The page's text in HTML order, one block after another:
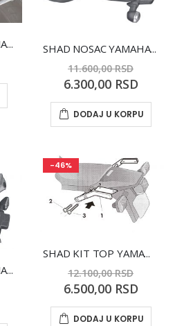
SHAD NOSAC YAMAHA TDM900 BOČNI SHAD NOSAC YAMAHA XJ 600
11.600,00 RSD
Special
Price
6.300,00 RSD
DODAJ U KORPU
SHAD NOSAC YAMAHA XT 660 Z TENERE BOCNI
-46%
SHAD KIT TOP YAMAHA XT 600 E 95
12.100,00 RSD
Special
Price
6.500,00 RSD
DODAJ U KORPU